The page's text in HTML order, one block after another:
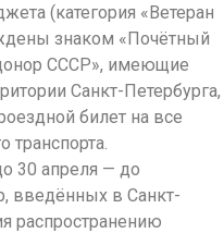
(категория «Ветеран
знаком «Почётный
СССР», имеющие
Санкт-Петербурга,
билет на все
транспорта.
30 апреля — до
введённых в Санкт-
распространению